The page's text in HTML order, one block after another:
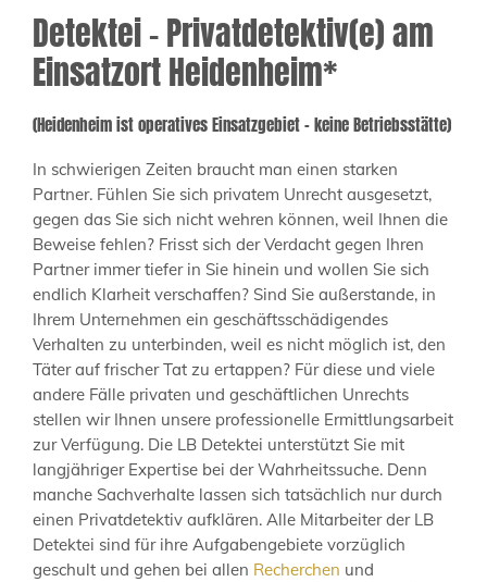
Detektei – Privatdetektiv(e) am
Einsatzort Heidenheim*
(Heidenheim ist operatives Einsatzgebiet – keine Betriebsstätte)
In schwierigen Zeiten braucht man einen starken
Partner. Fühlen Sie sich privatem Unrecht ausgesetzt,
gegen das Sie sich nicht wehren können, weil Ihnen die
Beweise fehlen? Frisst sich der Verdacht gegen Ihren
Partner immer tiefer in Sie hinein und wollen Sie sich
endlich Klarheit verschaffen? Sind Sie außerstande, in
Ihrem Unternehmen ein geschäftsschädigendes
Verhalten zu unterbinden, weil es nicht möglich ist, den
Täter auf frischer Tat zu ertappen? Für diese und viele
andere Fälle privaten und geschäftlichen Unrechts
stellen wir Ihnen unsere professionelle Ermittlungsarbeit
zur Verfügung. Die LB Detektei unterstützt Sie mit
langjähriger Expertise bei der Wahrheitssuche. Denn
manche Sachverhalte lassen sich tatsächlich nur durch
einen Privatdetektiv aufklären. Alle Mitarbeiter der LB
Detektei sind für ihre Aufgabengebiete vorzüglich
geschult und gehen bei allen Recherchen und